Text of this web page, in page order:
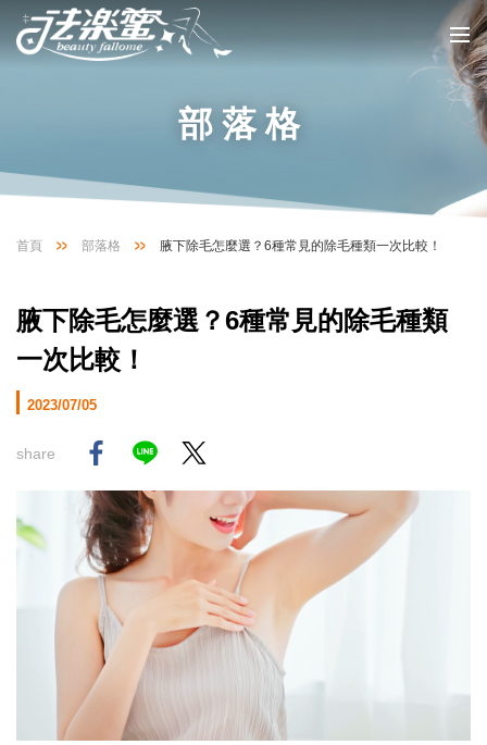
部落格
首頁 部落格 腋下除毛怎麼選？6種常見的除毛種類一次比較！
腋下除毛怎麼選？6種常見的除毛種類
一次比較！
2023/07/05
share